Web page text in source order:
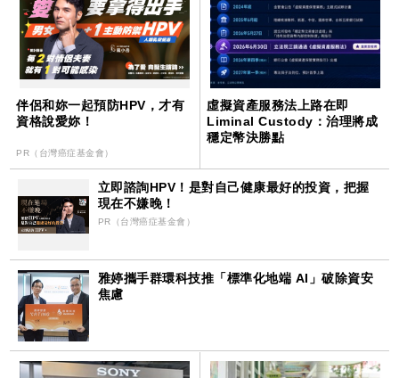
伴侶和妳一起預防HPV，才有
資格說愛妳！
PR（台灣癌症基金會）
虛擬資產服務法上路在即
Liminal Custody：治理將成
穩定幣決勝點
立即諮詢HPV！是對自己健康最好的投資，把握
現在不嫌晚！
PR（台灣癌症基金會）
雅婷攜手群環科技推「標準化地端 AI」破除資安
焦慮